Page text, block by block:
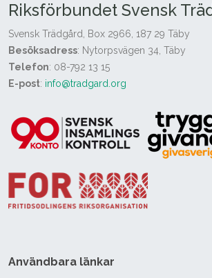
Riksförbundet Svensk
Svensk Trädgård, Box 2966, 187 29 Täby
Besöksadress: Nytorpsvägen 34, Täby
Telefon: 08-792 13 15
E-post: info@tradgard.org
Användbara länkar